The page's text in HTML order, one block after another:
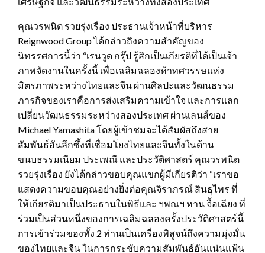
คุณวรพนิต รวยรุ่งเรือง ประธานเจ้าหน้าที่บริหาร
Reignwood Group ได้กล่าวถึงความสำคัญของ
นิทรรศการนี้ว่า “เรนวูด กรุ๊ป รู้สึกเป็นเกียรติที่ได้เป็นเจ้า
ภาพจัดงานในครั้งนี้ เพื่อเฉลิมฉลองห้าทศวรรษแห่ง
มิตรภาพระหว่างไทยและจีน ผ่านศิลปะและวัฒนธรรม
ภารกิจของเราคือการส่งเสริมความเข้าใจ และการแลก
เปลี่ยนวัฒนธรรมระหว่างสองประเทศ ผ่านเลนส์ของ
Michael Yamashita โดยผู้เข้าชมจะได้สัมผัสถึงสาย
สัมพันธ์อันลึกซึ้งที่เชื่อมโยงไทยและจีนทั้งในด้าน
ขนบธรรมเนียม ประเพณี และประวัติศาสตร์ คุณวรพนิต
รวยรุ่งเรือง ยังได้กล่าวขอบคุณแขกผู้มีเกียรติว่า “เราขอ
แสดงความขอบคุณอย่างยิ่งต่อคุณจิราภรณ์ สินธุไพร ที่
ให้เกียรติมาเป็นประธานในพิธีและ ฯพณฯ หาน จื้อเฉียง ที่
ร่วมเป็นส่วนหนึ่งของการเฉลิมฉลองครั้งประวัติศาสตร์นี้
การเข้าร่วมของทั้ง 2 ท่านเป็นเครื่องพิสูจน์ถึงความมุ่งมั่น
ของไทยและจีน ในการกระชับความสัมพันธ์อันแน่นแฟ้น